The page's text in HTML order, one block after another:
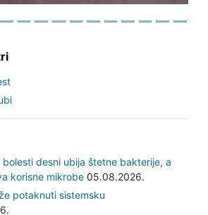
desni ubija štetne bakterije, a
korisne mikrobe05.08.2026.
potaknuti sistemsku